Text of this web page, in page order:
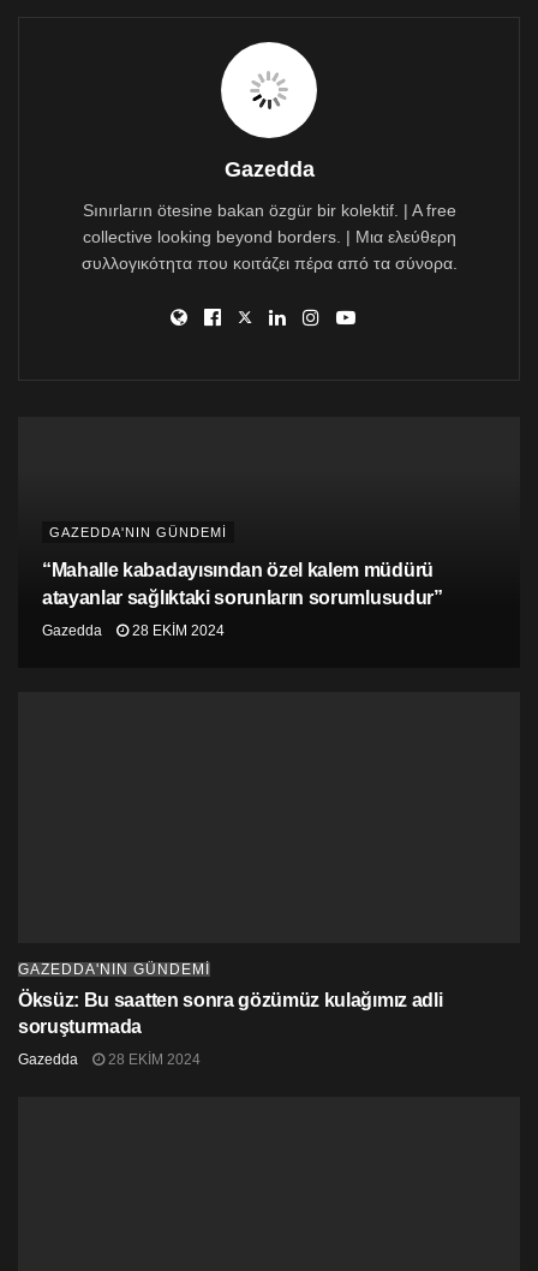
BM Güvenlik Konseyinde (BMGK) ABD tarafından veto
edilen karar tasarısının hemen hemen aynısının yarın
BM Genel Kuruluna sunulması hakkında ise Dujarric,
BM’nin yasal birimlerinin farklı sorumlulukları olduğunu
Dujarric “BMGK’nin barış ve güvenlik konularında
merkezde” olduğuna işaret ederek, BM Genel
Kurulunun çok yüksek temsil gücü olduğunu, verdiği
Gazedda
Sınırların ötesine bakan özgür bir kolektif. | A free
collective looking beyond borders. | Μια ελεύθερη
συλλογικότητα που κοιτάζει πέρα από τα σύνορα.
GAZEDDA'NIN GÜNDEMİ
“Mahalle kabadayısından özel kalem müdürü
atayanlar sağlıktaki sorunların sorumlusudur”
Gazedda 28 EKIM 2024
GAZEDDA'NIN GÜNDEMİ
Öksüz: Bu saatten sonra gözümüz kulağımız adli
soruşturmada
Gazedda 28 EKIM 2024